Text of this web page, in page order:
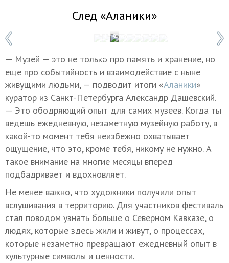
След «Аланики»
Фото: Анна Кабисова/ТАСС
1 / 9
— Музей — это не только про память и хранение, но
еще про событийность и взаимодействие с ныне
живущими людьми, — подводит итоги «Аланики»
куратор из Санкт-Петербурга Александр Дашевский.
— Это ободряющий опыт для самих музеев. Когда ты
ведешь ежедневную, незаметную музейную работу, в
какой-то момент тебя неизбежно охватывает
ощущение, что это, кроме тебя, никому не нужно. А
такое внимание на многие месяцы вперед
подбадривает и вдохновляет.
Не менее важно, что художники получили опыт
вслушивания в территорию. Для участников фестиваль
стал поводом узнать больше о Северном Кавказе, о
людях, которые здесь жили и живут, о процессах,
которые незаметно превращают ежедневный опыт в
культурные символы и ценности.